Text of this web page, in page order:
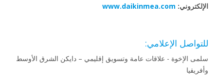
الإلكتروني: www.daikinmea.com
للتواصل الإعلامي:
سلمى الإخوة - علاقات عامة وتسويق إقليمي – دايكن الشرق الأوسط
وأفريقيا